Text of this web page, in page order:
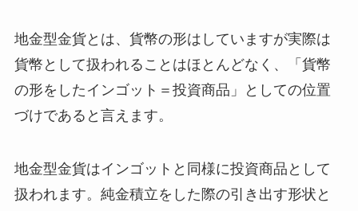
地金型金貨とは、貨幣の形はしていますが実際は
貨幣として扱われることはほとんどなく、「貨幣
の形をしたインゴット＝投資商品」としての位置
づけであると言えます。
地金型金貨はインゴットと同様に投資商品として
扱われます。純金積立をした際の引き出す形状と